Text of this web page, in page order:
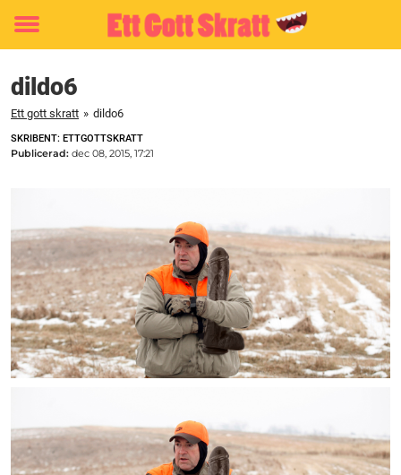
Toggle
dildo6
Ett gott skratt » dildo6
SKRIBENT: ETTGOTTSKRATT
Publicerad: dec 08, 2015, 17:21